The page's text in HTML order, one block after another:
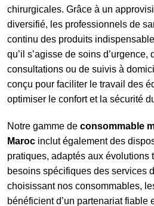
chirurgicales. Grâce à un
diversifié, les professionnels de
continu des produits
qu’il s’agisse de soins d’urgence,
consultations ou de suivis à
conçu pour faciliter le travail des
optimiser le confort et la sécurité
Notre gamme de consommable
Maroc inclut également des
pratiques, adaptés aux évolutions
besoins spécifiques des services
choisissant nos consommables,
bénéficient d’un partenariat fiable